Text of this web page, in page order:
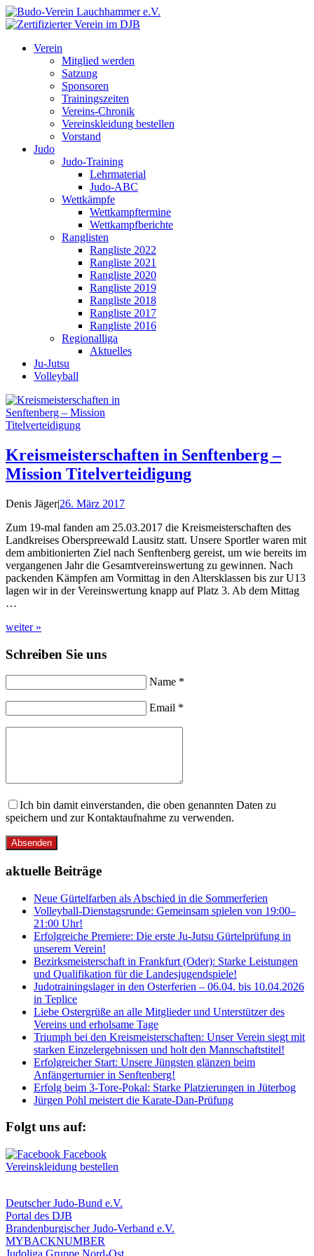
Verein
Mitglied werden
Satzung
Sponsoren
Trainingszeiten
Vereins-Chronik
Vereinskleidung bestellen
Vorstand
Judo
Judo-Training
Lehrmaterial
Judo-ABC
Wettkämpfe
Wettkampftermine
Wettkampfberichte
Ranglisten
Rangliste 2022
Rangliste 2021
Rangliste 2020
Rangliste 2019
Rangliste 2018
Rangliste 2017
Rangliste 2016
Regionalliga
Aktuelles
Ju-Jutsu
Volleyball
Kreismeisterschaften in Senftenberg –
Mission Titelverteidigung
Denis Jäger|26. März 2017
Zum 19-mal fanden am 25.03.2017 die Kreismeisterschaften des
Landkreises Oberspreewald Lausitz statt. Unsere Sportler waren mit
dem ambitionierten Ziel nach Senftenberg gereist, um wie bereits im
vergangenen Jahr die Gesamtvereinswertung zu gewinnen. Nach
packenden Kämpfen am Vormittag in den Altersklassen bis zur U13
lagen wir in der Vereinswertung knapp auf Platz 3. Ab dem Mittag
…
weiter »
Schreiben Sie uns
Name *
Email *
Ich bin damit einverstanden, die oben genannten Daten zu
speichern und zur Kontaktaufnahme zu verwenden.
Absenden
aktuelle Beiträge
Neue Gürtelfarben als Abschied in die Sommerferien
Volleyball-Dienstagsrunde: Gemeinsam spielen von 19:00–
21:00 Uhr!
Erfolgreiche Premiere: Die erste Ju-Jutsu Gürtelprüfung in
unserem Verein!
Bezirksmeisterschaft in Frankfurt (Oder): Starke Leistungen
und Qualifikation für die Landesjugendspiele!
Judotrainingslager in den Osterferien – 06.04. bis 10.04.2026
in Teplice
Liebe Ostergrüße an alle Mitglieder und Unterstützer des
Vereins und erholsame Tage
Triumph bei den Kreismeisterschaften: Unser Verein siegt mit
starken Einzelergebnissen und holt den Mannschaftstitel!
Erfolgreicher Start: Unsere Jüngsten glänzen beim
Anfängerturnier in Senftenberg!
Erfolg beim 3-Tore-Pokal: Starke Platzierungen in Jüterbog
Jürgen Pohl meistert die Karate-Dan-Prüfung
Folgt uns auf:
Vereinskleidung bestellen
Deutscher Judo-Bund e.V.
Portal des DJB
Brandenburgischer Judo-Verband e.V.
MYBACKNUMBER